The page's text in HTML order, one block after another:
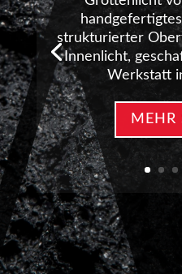
strukturierter
Innenlicht,
Werkstatt
MEHR